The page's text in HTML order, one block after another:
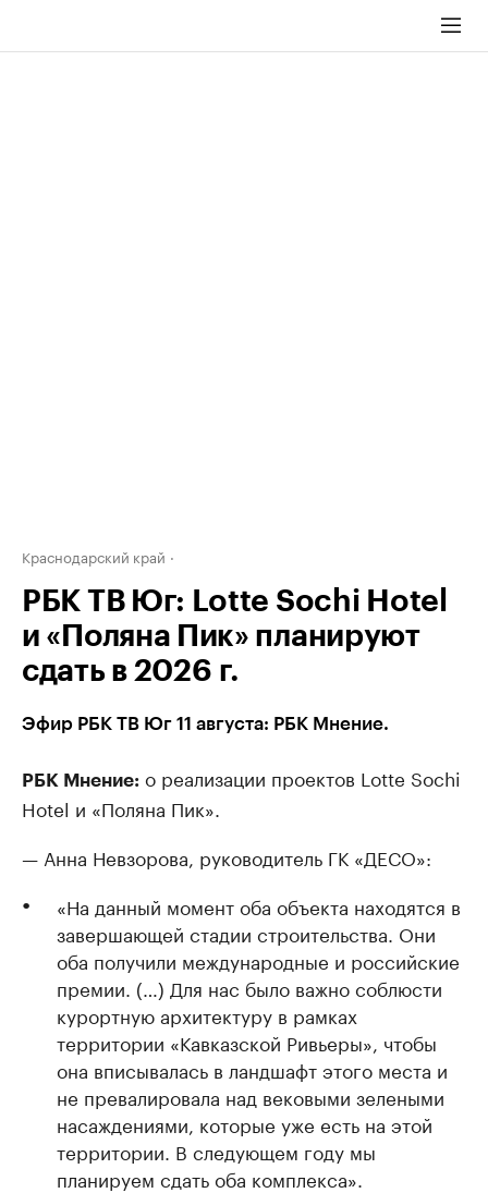
Краснодарский край
РБК ТВ Юг: Lotte Sochi Hotel
и «Поляна Пик» планируют
сдать в 2026 г.
Эфир РБК ТВ Юг 11 августа: РБК Мнение.
РБК Мнение: о реализации проектов Lotte Sochi
Hotel и «Поляна Пик».
— Анна Невзорова, руководитель ГК «ДЕСО»:
«На данный момент оба объекта находятся в
завершающей стадии строительства. Они
оба получили международные и российские
премии. (…) Для нас было важно соблюсти
курортную архитектуру в рамках
территории «Кавказской Ривьеры», чтобы
она вписывалась в ландшафт этого места и
не превалировала над вековыми зелеными
насаждениями, которые уже есть на этой
территории. В следующем году мы
планируем сдать оба комплекса».